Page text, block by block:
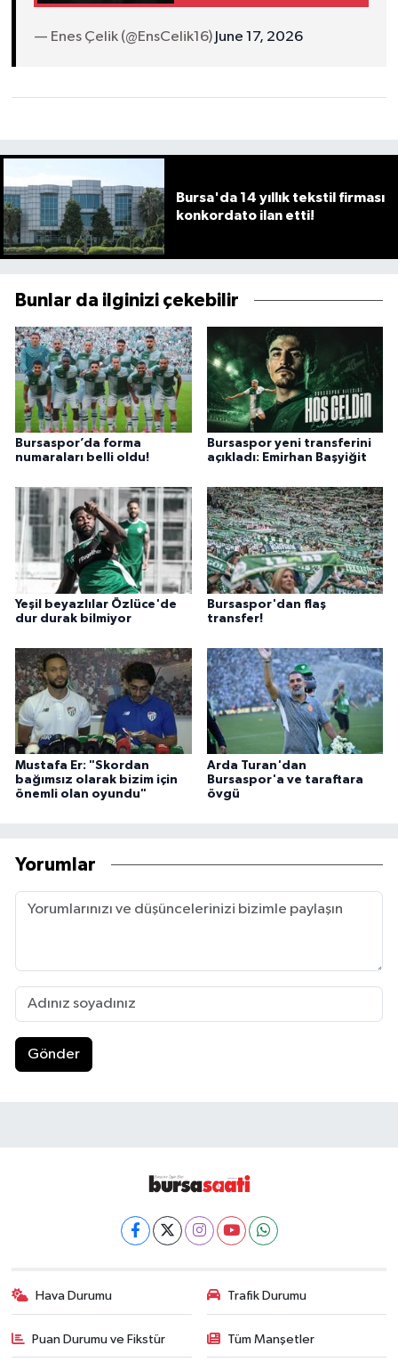
— Enes Çelik (@EnsCelik16) June 17, 2026
Bursa'da 14 yıllık tekstil firması
konkordato ilan etti!
Bunlar da ilginizi çekebilir
Bursaspor’da forma
numaraları belli oldu!
Bursaspor yeni transferini
açıkladı: Emirhan Başyiğit
Yeşil beyazlılar Özlüce'de
dur durak bilmiyor
Bursaspor'dan flaş
transfer!
Mustafa Er: "Skordan
bağımsız olarak bizim için
önemli olan oyundu"
Arda Turan'dan
Bursaspor'a ve taraftara
övgü
Yorumlar
Gönder
Hava Durumu Trafik Durumu
Puan Durumu ve Fikstür Tüm Manşetler